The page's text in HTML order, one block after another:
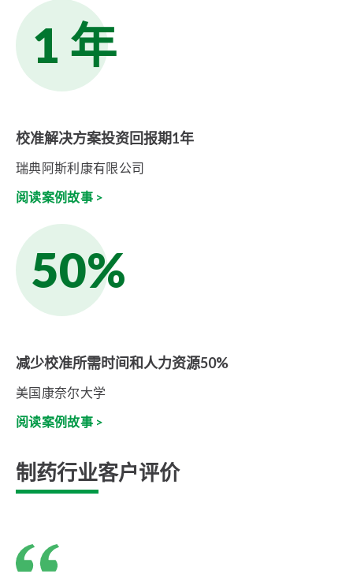
1 年
校准解决方案投资回报期1年
瑞典阿斯利康有限公司
阅读案例故事 >
50%
减少校准所需时间和人力资源50%
美国康奈尔大学
阅读案例故事 >
制药行业客户评价